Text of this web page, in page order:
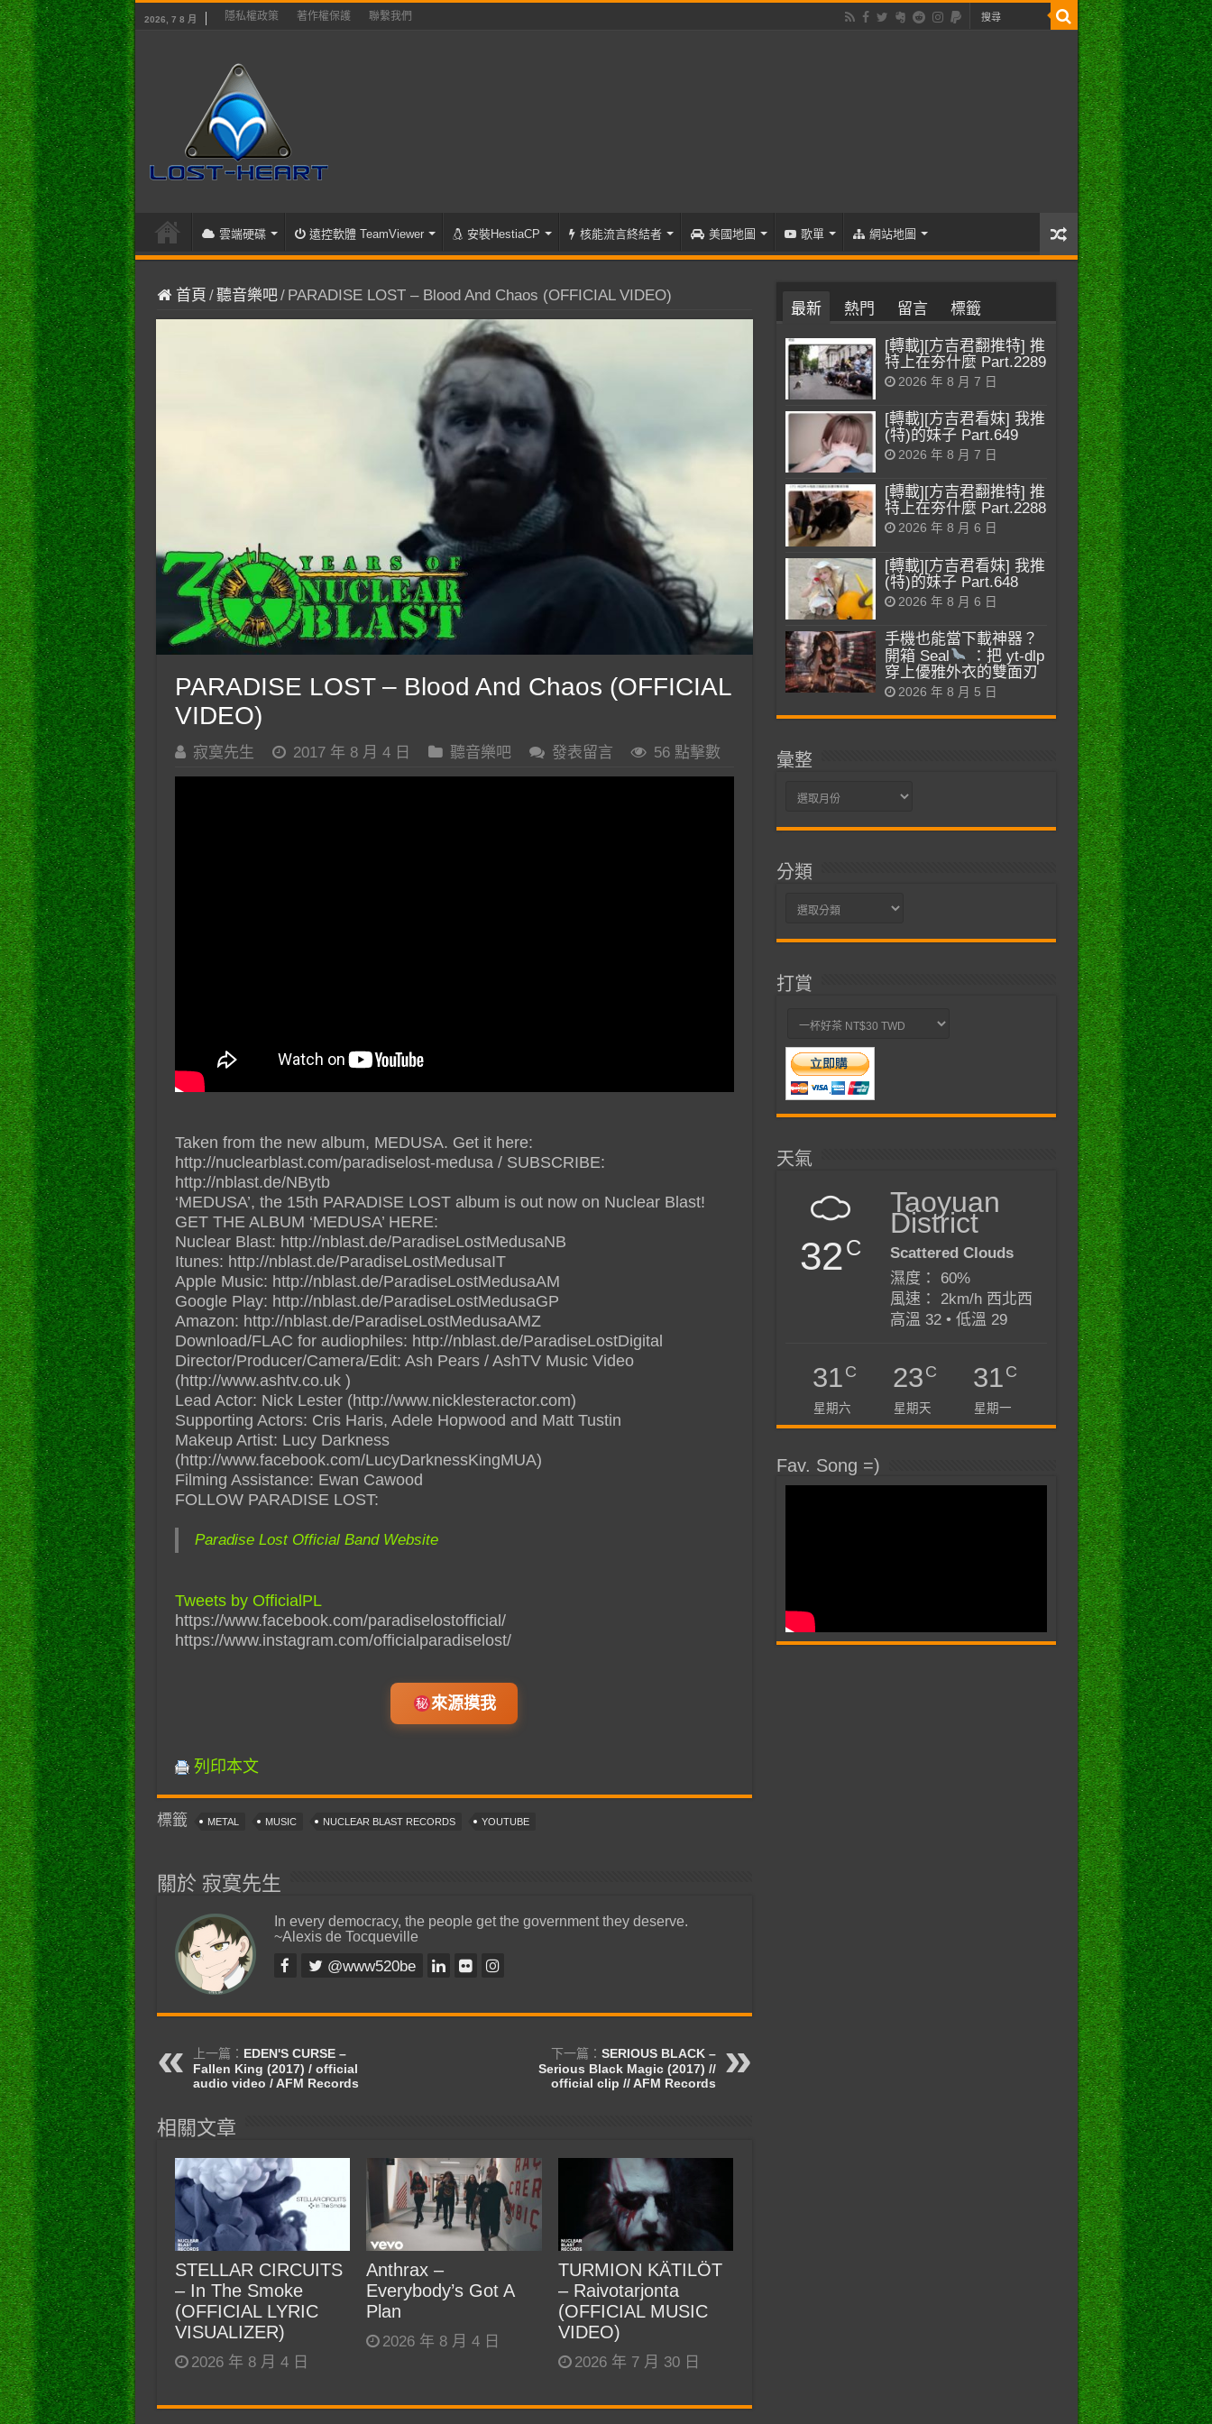
2026, 7 8 月 隱私權政策 著作權保護 聯繫我們
雲端硬碟 遠控軟體 TeamViewer 安裝HestiaCP 核能流言終結者 美國地圖 歌單 網站地圖
首頁 /聽音樂吧/ PARADISE LOST – Blood And Chaos (OFFICIAL VIDEO)
PARADISE LOST – Blood And Chaos (OFFICIAL
VIDEO)
寂寞先生 2017 年 8 月 4 日 聽音樂吧 發表留言 56 點擊數
Taken from the new album, MEDUSA. Get it here:
http://nuclearblast.com/paradiselost-medusa / SUBSCRIBE:
http://nblast.de/NBytb
‘MEDUSA’, the 15th PARADISE LOST album is out now on Nuclear Blast!
GET THE ALBUM ‘MEDUSA’ HERE:
Nuclear Blast: http://nblast.de/ParadiseLostMedusaNB
Itunes: http://nblast.de/ParadiseLostMedusaIT
Apple Music: http://nblast.de/ParadiseLostMedusaAM
Google Play: http://nblast.de/ParadiseLostMedusaGP
Amazon: http://nblast.de/ParadiseLostMedusaAMZ
Download/FLAC for audiophiles: http://nblast.de/ParadiseLostDigital
Director/Producer/Camera/Edit: Ash Pears / AshTV Music Video
(http://www.ashtv.co.uk )
Lead Actor: Nick Lester (http://www.nicklesteractor.com)
Supporting Actors: Cris Haris, Adele Hopwood and Matt Tustin
Makeup Artist: Lucy Darkness
(http://www.facebook.com/LucyDarknessKingMUA)
Filming Assistance: Ewan Cawood
FOLLOW PARADISE LOST:
Paradise Lost Official Band Website
Tweets by OfficialPL
https://www.facebook.com/paradiselostofficial/
https://www.instagram.com/officialparadiselost/
來源摸我
列印本文
標籤 METAL MUSIC NUCLEAR BLAST RECORDS YOUTUBE
關於 寂寞先生
In every democracy, the people get the government they deserve.
~Alexis de Tocqueville
@www520be
上一篇： EDEN'S CURSE –
Fallen King (2017) / official
audio video / AFM Records
下一篇： SERIOUS BLACK –
Serious Black Magic (2017) //
official clip // AFM Records
相關文章
STELLAR CIRCUITS
– In The Smoke
(OFFICIAL LYRIC
VISUALIZER)
2026 年 8 月 4 日
Anthrax –
Everybody’s Got A
Plan
2026 年 8 月 4 日
TURMION KÄTILÖT
– Raivotarjonta
(OFFICIAL MUSIC
VIDEO)
2026 年 7 月 30 日
最新 熱門 留言 標籤
[轉載][方吉君翻推特] 推
特上在夯什麼 Part.2289
2026 年 8 月 7 日
[轉載][方吉君看妹] 我推
(特)的妹子 Part.649
2026 年 8 月 7 日
[轉載][方吉君翻推特] 推
特上在夯什麼 Part.2288
2026 年 8 月 6 日
[轉載][方吉君看妹] 我推
(特)的妹子 Part.648
2026 年 8 月 6 日
手機也能當下載神器？
開箱 Seal
：把 yt-dlp
穿上優雅外衣的雙面刃
2026 年 8 月 5 日
彙整
彙
分類
分
打賞
天氣
32C
Taoyuan
District
Scattered Clouds
濕度： 60%
風速： 2km/h 西北西
高溫 32 • 低溫 29
31C
星期六
23C
星期天
31C
星期一
Fav. Song =)